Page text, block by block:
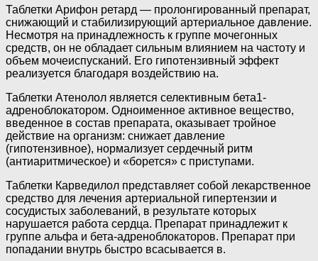
Таблетки Арифон ретард — пролонгированный препарат,
снижающий и стабилизирующий артериальное давление.
Несмотря на принадлежность к группе мочегонных
средств, он не обладает сильным влиянием на частоту и
объем мочеиспусканий. Его гипотензивный эффект
реализуется благодаря воздействию на.
Таблетки Атенолол является селективным бета1-
адреноблокатором. Одноименное активное вещество,
введенное в состав препарата, оказывает тройное
действие на организм: снижает давление
(гипотензивное), нормализует сердечный ритм
(антиаритмическое) и «борется» с приступами.
Таблетки Карведилол представляет собой лекарственное
средство для лечения артериальной гипертензии и
сосудистых заболеваний, в результате которых
нарушается работа сердца. Препарат принадлежит к
группе альфа и бета-адреноблокаторов. Препарат при
попадании внутрь быстро всасывается в.